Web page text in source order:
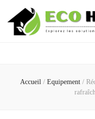
Eco
Accueil / Equipement /